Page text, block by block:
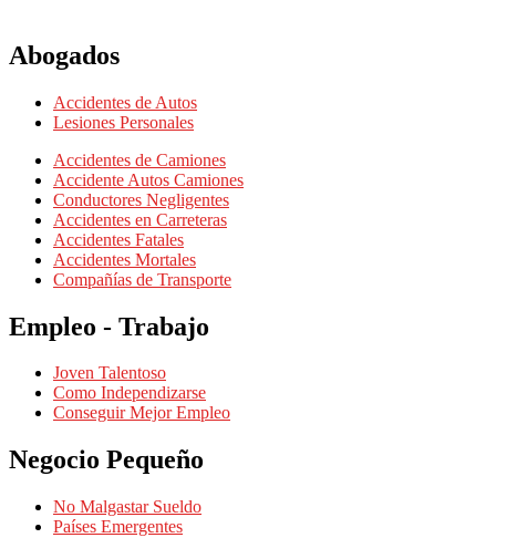
Abogados
Accidentes de Autos
Lesiones Personales
Accidentes de Camiones
Accidente Autos Camiones
Conductores Negligentes
Accidentes en Carreteras
Accidentes Fatales
Accidentes Mortales
Compañías de Transporte
Empleo - Trabajo
Joven Talentoso
Como Independizarse
Conseguir Mejor Empleo
Negocio Pequeño
No Malgastar Sueldo
Países Emergentes